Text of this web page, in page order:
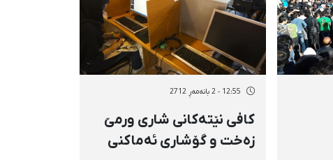
12:55 - 2 بانەمەڕ 2712
كافی نێتەكانی شاری ورمێ
زەخت ‌و گۆشاری ئەماکنی